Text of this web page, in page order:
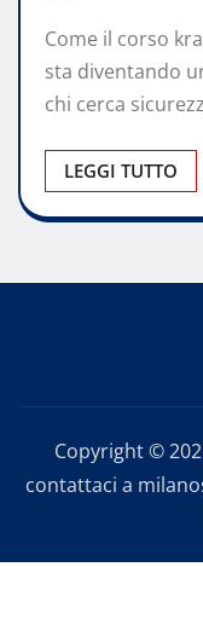
Come il corso
sta diventando
chi cerca
LEGGI TUTTO
Copyright ©
contattaci a